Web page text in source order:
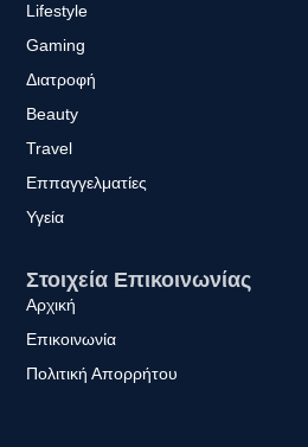
Lifestyle
Gaming
Διατροφή
Beauty
Travel
Εππαγγελματίες
Υγεία
Στοιχεία Επικοινωνίας
Αρχική
Επικοινωνία
Πολιτική Απορρήτου